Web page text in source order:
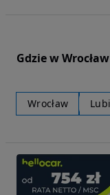
Gdzie w
Wrocław